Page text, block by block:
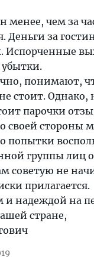
менее, чем за
Деньги за
Испорченные
понимают,
стоит. Однако,
парочки
своей стороны
попытки
группы лиц
советую не
прилагается.
и надеждой на
стране,